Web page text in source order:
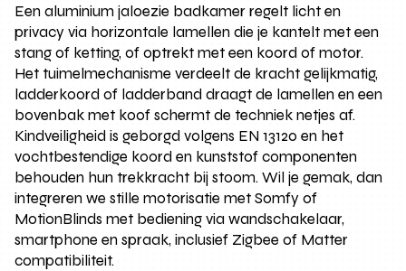
Een aluminium jaloezie badkamer regelt licht en
privacy via horizontale lamellen die je kantelt met een
stang of ketting, of optrekt met een koord of motor.
Het tuimelmechanisme verdeelt de kracht gelijkmatig,
ladderkoord of ladderband draagt de lamellen en een
bovenbak met koof schermt de techniek netjes af.
Kindveiligheid is geborgd volgens EN 13120 en het
vochtbestendige koord en kunststof componenten
behouden hun trekkracht bij stoom. Wil je gemak, dan
integreren we stille motorisatie met Somfy of
MotionBlinds met bediening via wandschakelaar,
smartphone en spraak, inclusief Zigbee of Matter
compatibiliteit.